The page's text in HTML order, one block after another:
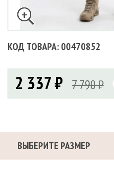
КОД ТОВАРА: 00470852
2 337 ₽ 7 790 ₽
ВЫБЕРИТЕ РАЗМЕР